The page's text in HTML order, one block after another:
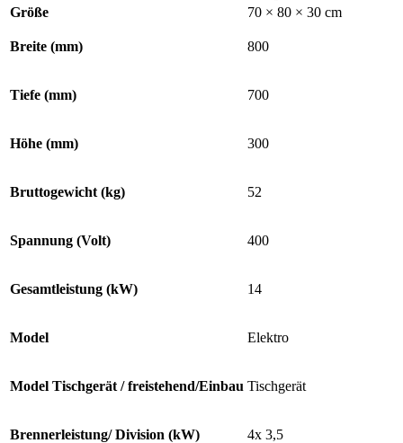
Größe
70 × 80 × 30 cm
Breite (mm) 800
Tiefe (mm) 700
Höhe (mm) 300
Bruttogewicht (kg) 52
Spannung (Volt) 400
Gesamtleistung (kW) 14
Model Elektro
Model Tischgerät / freistehend/Einbau Tischgerät
Brennerleistung/ Division (kW) 4x 3,5